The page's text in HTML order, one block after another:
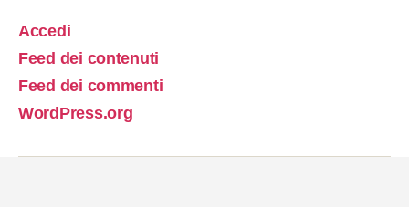
Accedi
Feed dei contenuti
Feed dei commenti
WordPress.org